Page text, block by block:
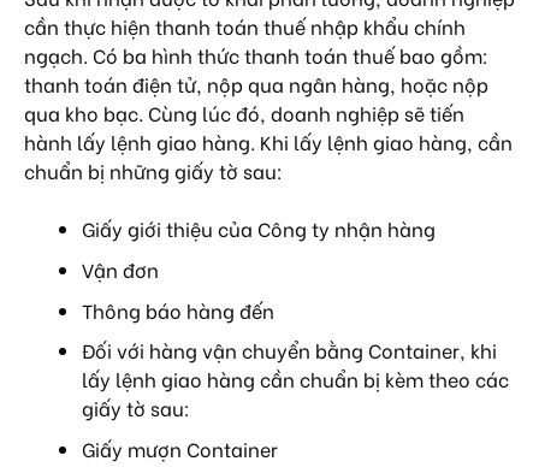
cần thực hiện thanh toán thuế nhập khẩu chính
ngạch. Có ba hình thức thanh toán thuế bao gồm:
thanh toán điện tử, nộp qua ngân hàng, hoặc nộp
qua kho bạc. Cùng lúc đó, doanh nghiệp sẽ tiến
hành lấy lệnh giao hàng. Khi lấy lệnh giao hàng, cần
chuẩn bị những giấy tờ sau:
Giấy giới thiệu của Công ty nhận hàng
Vận đơn
Thông báo hàng đến
Đối với hàng vận chuyển bằng Container, khi
lấy lệnh giao hàng cần chuẩn bị kèm theo các
giấy tờ sau:
Giấy mượn Container